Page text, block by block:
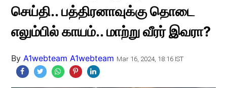
செய்தி.. பத்திரனாவுக்கு தொடை
எலும்பில் காயம்.. மாற்று வீரர் இவரா?
By A1webteam A1webteam Mar 16, 2024, 18:16 IST